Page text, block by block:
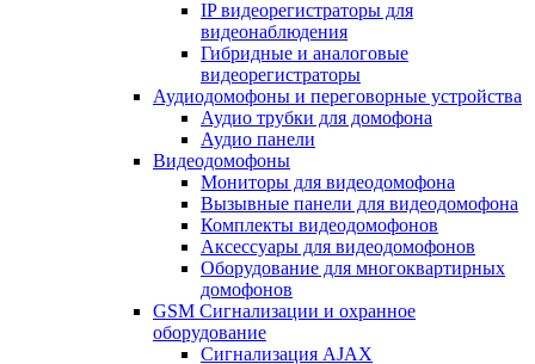
IP видеорегистраторы для
видеонаблюдения
Гибридные и аналоговые
видеорегистраторы
Аудиодомофоны и переговорные устройства
Аудио трубки для домофона
Аудио панели
Видеодомофоны
Мониторы для видеодомофона
Вызывные панели для видеодомофона
Комплекты видеодомофонов
Аксессуары для видеодомофонов
Оборудование для многоквартирных
домофонов
GSM Сигнализации и охранное
оборудование
Сигнализация AJAX